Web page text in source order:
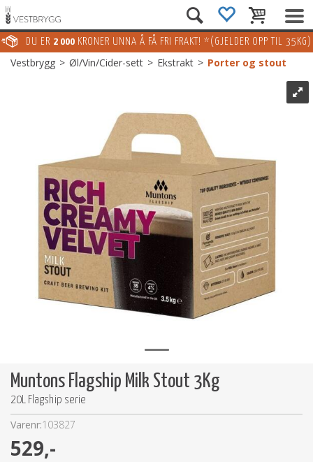
DU ER 2 000 KRONER UNNA Å FÅ FRI FRAKT! *(GJELDER OPP TIL 35KG)
Vestbrygg>Øl/Vin/Cider-sett>Ekstrakt>Porter og stout
Muntons Flagship Milk Stout 3Kg
20L Flagship serie
Varenr:103827
529,-